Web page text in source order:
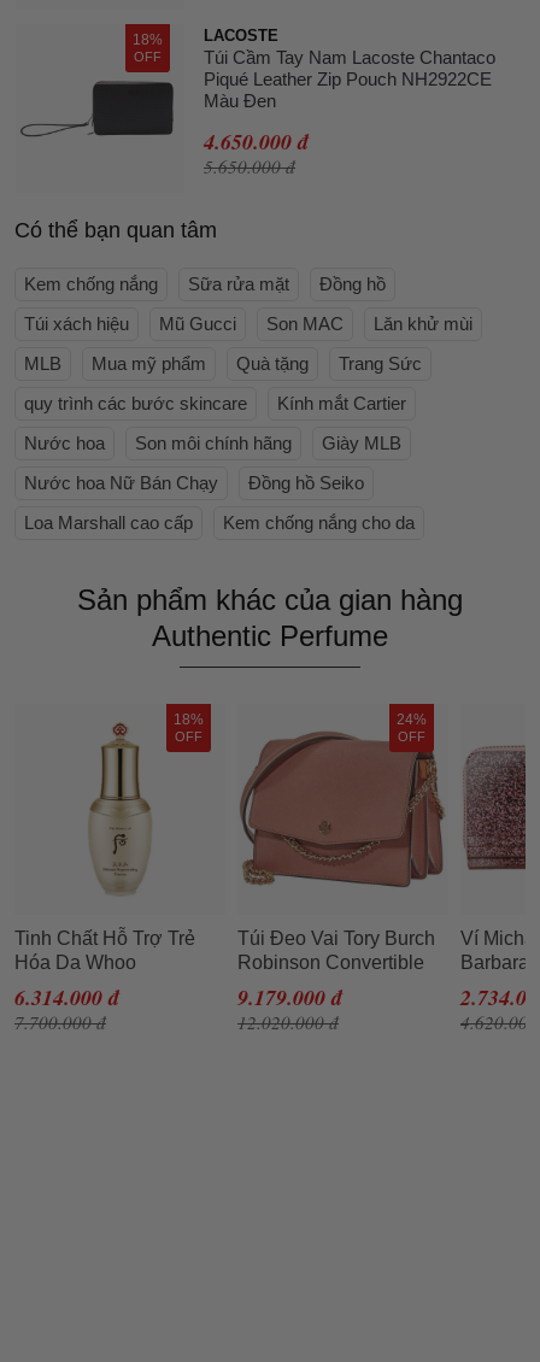
18%
OFF
LACOSTE
Túi Cầm Tay Nam Lacoste Chantaco
Piqué Leather Zip Pouch NH2922CE
Màu Đen
4.650.000 đ
5.650.000 đ
Có thể bạn quan tâm
Kem chống nắng Sữa rửa mặt
Đồng hồ
Túi xách hiệu
Mũ Gucci Son MAC
Lăn khử mùi
MLB
Mua mỹ phẩm Quà tặng
Trang Sức
quy trình các bước skincare
Kính mắt Cartier
Nước hoa
Son môi chính hãng
Giày MLB
Nước hoa Nữ Bán Chạy
Đồng hồ Seiko
Loa Marshall cao cấp
Kem chống nắng cho da
Sản phẩm khác của gian hàng
Authentic Perfume
18%
OFF
Tinh Chất Hỗ Trợ Trẻ
Hóa Da Whoo
Cheonyuldan
Regenerating Essence
6.314.000 đ
7.700.000 đ
24%
OFF
Túi Đeo Vai Tory Burch
Robinson Convertible
Shoulder Bag- Tramonto
Cho Nữ
9.179.000 đ
12.020.000 đ
Ví
Barbara
Metallic
Rose